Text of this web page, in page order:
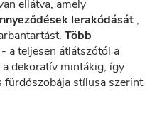
ellátva, amely
lerakódását ,
Több
a teljesen átlátszótól a
dekoratív mintákig, így
fürdőszobája stílusa szerint